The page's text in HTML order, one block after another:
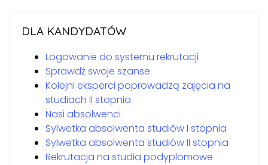
DLA KANDYDATÓW
Logowanie do systemu rekrutacji
Sprawdź swoje szanse
Kolejni eksperci poprowadzą zajęcia na
studiach II stopnia
Nasi absolwenci
Sylwetka absolwenta studiów I stopnia
Sylwetka absolwenta studiów II stopnia
Rekrutacja na studia podyplomowe